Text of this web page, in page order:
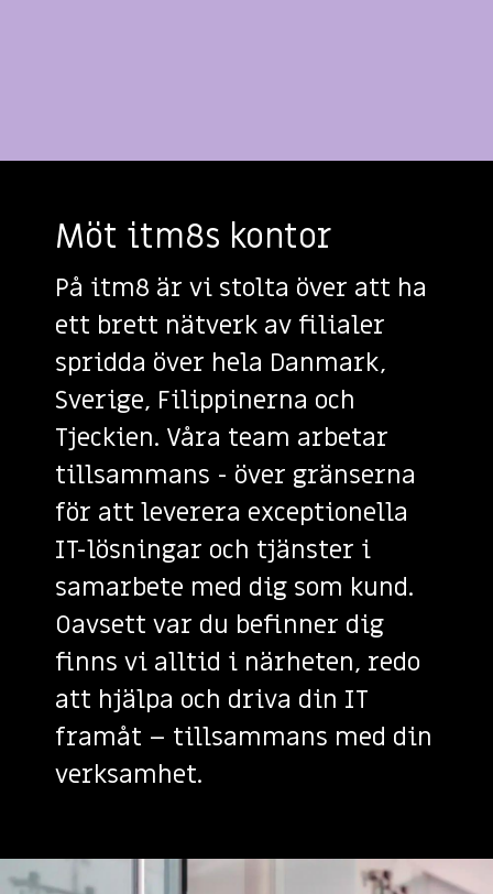
Möt itm8s kontor
På itm8 är vi stolta över att ha
ett brett nätverk av filialer
spridda över hela Danmark,
Sverige, Filippinerna och
Tjeckien. Våra team arbetar
tillsammans - över gränserna
för att leverera exceptionella
IT-lösningar och tjänster i
samarbete med dig som kund.
Oavsett var du befinner dig
finns vi alltid i närheten, redo
att hjälpa och driva din IT
framåt – tillsammans med din
verksamhet.